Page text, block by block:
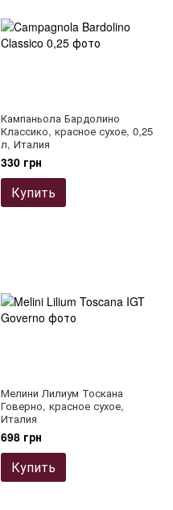
Кампаньола Бардолино
Классико, красное сухое, 0,25
л, Италия
330 грн
Купить
Мелини Лилиум Тоскана
Говерно, красное сухое,
Италия
698 грн
Купить